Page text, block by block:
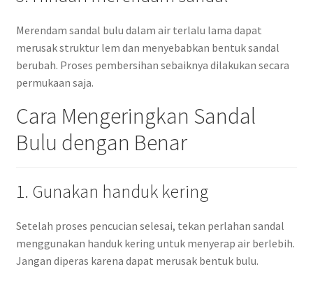
Merendam sandal bulu dalam air terlalu lama dapat
merusak struktur lem dan menyebabkan bentuk sandal
berubah. Proses pembersihan sebaiknya dilakukan secara
permukaan saja.
Cara Mengeringkan Sandal
Bulu dengan Benar
1. Gunakan handuk kering
Setelah proses pencucian selesai, tekan perlahan sandal
menggunakan handuk kering untuk menyerap air berlebih.
Jangan diperas karena dapat merusak bentuk bulu.